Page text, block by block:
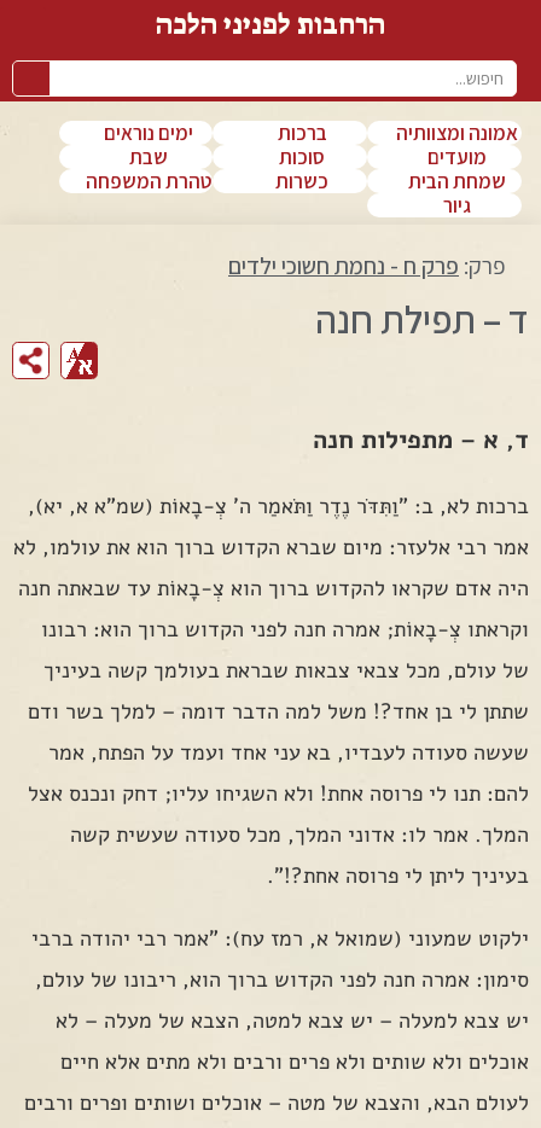
הרחבות לפניני הלכה
אמונה ומצוותיה ברכות
ימים נוראים
מועדים
סוכות
שבת
שמחת הבית
כשרות
טהרת המשפחה
גיור
פרק: פרק ח - נחמת חשוכי ילדים
ד – תפילת חנה
ד, א – מתפילות חנה
ברכות לא, ב: "וַתִּדֹּר נֶדֶר וַתֹּאמַר ה' צְ-בָאוֹת (שמ"א א, יא),
אמר רבי אלעזר: מיום שברא הקדוש ברוך הוא את עולמו, לא
היה אדם שקראו להקדוש ברוך הוא צְ-בָאוֹת עד שבאתה חנה
וקראתו צְ-בָאוֹת; אמרה חנה לפני הקדוש ברוך הוא: רבונו
של עולם, מכל צבאי צבאות שבראת בעולמך קשה בעיניך
שתתן לי בן אחד?! משל למה הדבר דומה – למלך בשר ודם
שעשה סעודה לעבדיו, בא עני אחד ועמד על הפתח, אמר
להם: תנו לי פרוסה אחת! ולא השגיחו עליו; דחק ונכנס אצל
המלך. אמר לו: אדוני המלך, מכל סעודה שעשית קשה
בעיניך ליתן לי פרוסה אחת?!".
ילקוט שמעוני (שמואל א, רמז עח): "אמר רבי יהודה ברבי
סימון: אמרה חנה לפני הקדוש ברוך הוא, ריבונו של עולם,
יש צבא למעלה – יש צבא למטה, הצבא של מעלה – לא
אוכלים ולא שותים ולא פרים ורבים ולא מתים אלא חיים
לעולם הבא, והצבא של מטה – אוכלים ושותים ופרים ורבים